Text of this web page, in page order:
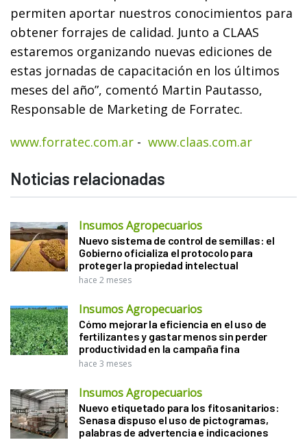
permiten aportar nuestros conocimientos para
obtener forrajes de calidad. Junto a CLAAS
estaremos organizando nuevas ediciones de
estas jornadas de capacitación en los últimos
meses del año”, comentó Martin Pautasso,
Responsable de Marketing de Forratec.
www.forratec.com.ar - www.claas.com.ar
Noticias relacionadas
Insumos Agropecuarios
Nuevo sistema de control de semillas: el
Gobierno oficializa el protocolo para
proteger la propiedad intelectual
hace 2 meses
Insumos Agropecuarios
Cómo mejorar la eficiencia en el uso de
fertilizantes y gastar menos sin perder
productividad en la campaña fina
hace 3 meses
Insumos Agropecuarios
Nuevo etiquetado para los fitosanitarios:
Senasa dispuso el uso de pictogramas,
palabras de advertencia e indicaciones